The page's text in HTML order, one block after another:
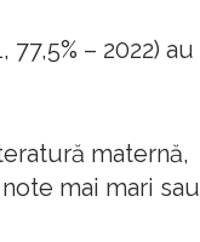
– 2022) au
maternă,
note mai mari sau